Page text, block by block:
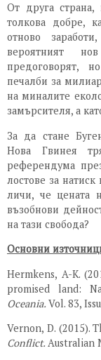
От друга страна,
толкова добре,
отново
вероятният
предоговорят,
печалби за
на миналите
замърсителя, а
За да стане
Нова Гвинея
референдума
лостове за
личи, че цената
възобнови
на тази свобода?
Основни
Hermkens, A-K.
promised land:
Oceania. Vol. 83,
Vernon, D. (2015).
Conflict. Australian